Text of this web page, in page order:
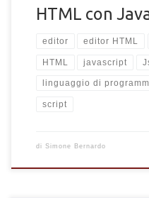
HTML con
editor editor HTML
HTML javascript
linguaggio di
script
di Simone Bernardo